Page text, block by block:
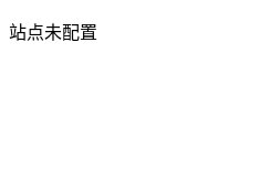
站点未配置